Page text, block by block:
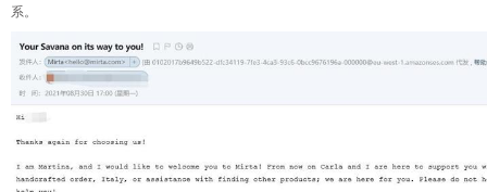
系。